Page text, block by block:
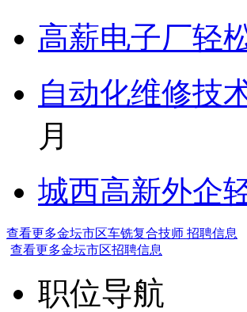
高薪电子厂轻
自动化维修技
月
城西高新外企
查看更多金坛市区车铣复合技师 招聘信息
查看更多金坛市区招聘信息
职位导航